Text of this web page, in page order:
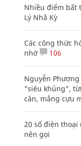
Nhiều điểm bất
Lý Nhã Kỳ
Các công thức
nhớ
106
Nguyễn
"siêu khủng",
cân, mắng cựu
20 số điện
nên gọi